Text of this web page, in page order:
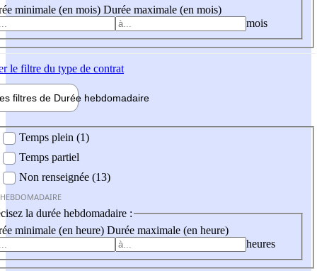
minimale (en mois) Durée maximale (en mois)
mois
le filtre du type de contrat
filtres de Durée hebdomadaire
Temps plein (1)
Temps partiel
Non renseignée (13)
la durée hebdomadaire :
minimale (en heure) Durée maximale (en heure)
heures